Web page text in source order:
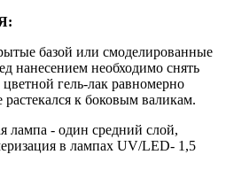
базой или смоделированные
нанесением необходимо снять
гель-лак равномерно
к боковым валикам.
лампа - один средний слой,
в лампах UV/LED- 1,5